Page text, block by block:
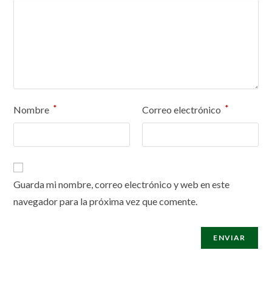
Nombre * Correo electrónico *
Guarda mi nombre, correo electrónico y web en este
navegador para la próxima vez que comente.